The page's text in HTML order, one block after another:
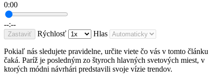
0:00
--:--
Zastaviť Rýchlosť Hlas
Pokiaľ nás sledujete pravidelne, určite viete čo vás v tomto článku
čaká. Paríž je posledným zo štyroch hlavných svetových miest, v
ktorých módni návrhári predstavili svoje vízie trendov.